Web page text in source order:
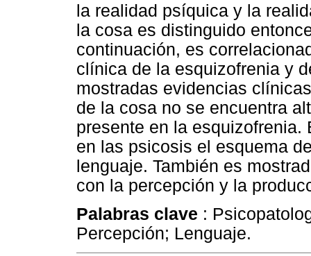
la realidad psíquica y la
la cosa es distinguido
continuación, es
clínica de la esquizofrenia y
mostradas evidencias
de la cosa no se encuentra
presente en la
en las psicosis el esquema
lenguaje. También es
con la percepción y la
Palabras clave :
Percepción; Lenguaje.